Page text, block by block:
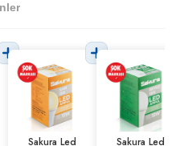
Sakura Led Sakura Led